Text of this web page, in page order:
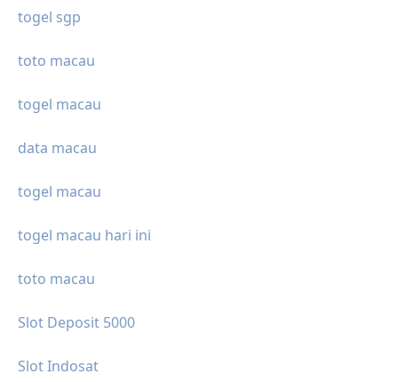
togel sgp
toto macau
togel macau
data macau
togel macau
togel macau hari ini
toto macau
Slot Deposit 5000
Slot Indosat